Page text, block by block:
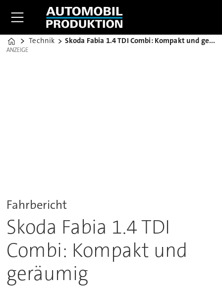
Home
Technik Skoda Fabia 1.4 TDI Combi: Kompakt und geräumig
ANZEIGE
ANZEIGE
Fahrbericht
Skoda Fabia 1.4 TDI
Combi: Kompakt und
geräumig